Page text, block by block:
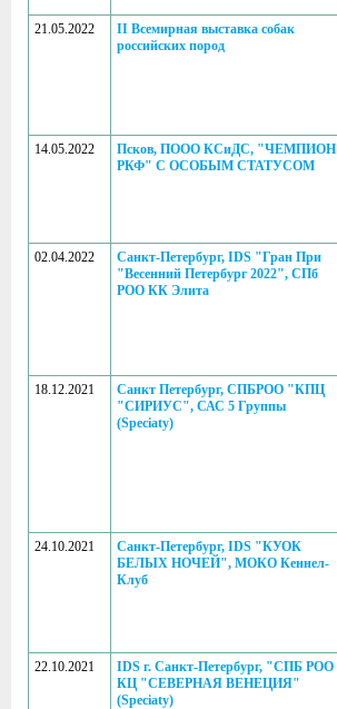
21.05.2022
II Всемирная выставка собак
российских пород
14.05.2022
Псков, ПООО КСиДС, "ЧЕМПИОН
РКФ" С ОСОБЫМ СТАТУСОМ
02.04.2022
Санкт-Петербург, IDS "Гран При
"Весенний Петербург 2022", СПб
РОО КК Элита
18.12.2021
Санкт Петербург, СПБРОО "КПЦ
"СИРИУС", САС 5 Группы
(Speciaty)
24.10.2021
Санкт-Петербург, IDS "КУОК
БЕЛЫХ НОЧЕЙ", МОКО Кеннел-
Клуб
22.10.2021
IDS г. Санкт-Петербург, "СПБ РОО
КЦ "СЕВЕРНАЯ ВЕНЕЦИЯ"
(Speciaty)